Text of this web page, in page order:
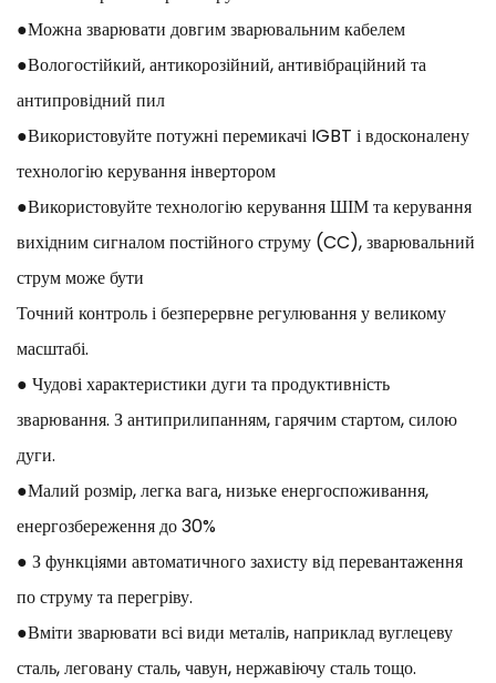
●Можна зварювати довгим зварювальним кабелем
●Вологостійкий, антикорозійний, антивібраційний та
антипровідний пил
●Використовуйте потужні перемикачі IGBT і вдосконалену
технологію керування інвертором
●Використовуйте технологію керування ШІМ та керування
вихідним сигналом постійного струму (CC), зварювальний
струм може бути
Точний контроль і безперервне регулювання у великому
масштабі.
● Чудові характеристики дуги та продуктивність
зварювання. З антиприлипанням, гарячим стартом, силою
дуги.
●Малий розмір, легка вага, низьке енергоспоживання,
енергозбереження до 30%
● З функціями автоматичного захисту від перевантаження
по струму та перегріву.
●Вміти зварювати всі види металів, наприклад вуглецеву
сталь, леговану сталь, чавун, нержавіючу сталь тощо.